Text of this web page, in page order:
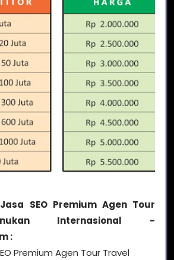
SEO Premium Agen Tour
Internasional -
:
Premium Agen Tour Travel